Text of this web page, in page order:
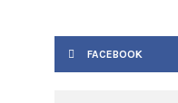
FACEBOOK